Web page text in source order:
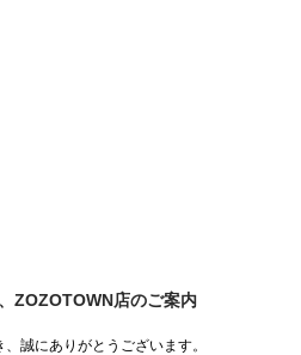
ZOZOTOWN店のご案内
誠にありがとうございます。